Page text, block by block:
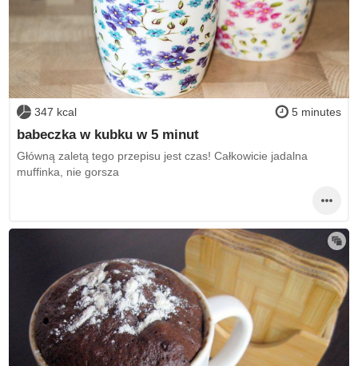
347 kcal 5 minutes
babeczka w kubku w 5 minut
Główną zaletą tego przepisu jest czas! Całkowicie jadalna
muffinka, nie gorsza